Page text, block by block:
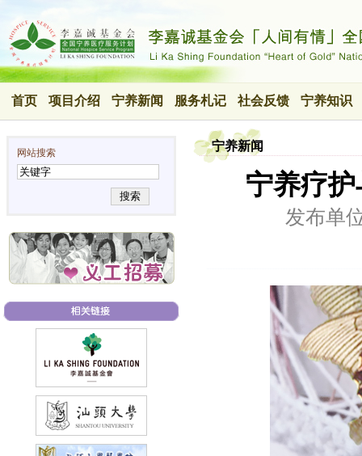
首页 项目介绍 宁养新闻 服务札记 社会反馈 宁养知识
网站搜索
搜索
宁养新闻
宁养疗
发布单